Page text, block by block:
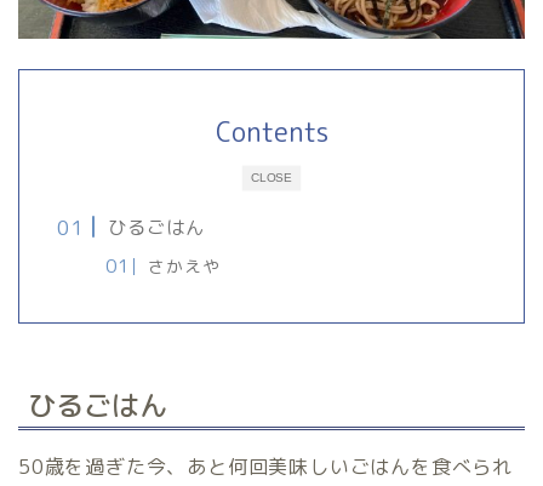
CLOSE
Contents
ひるごはん
さかえや
ひるごはん
50歳を過ぎた今、あと何回美味しいごはんを食べられ